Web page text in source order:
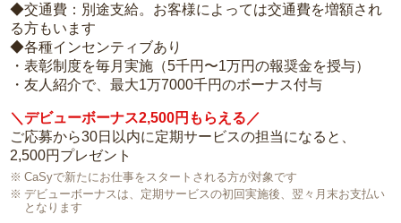
◆交通費：別途支給。お客様によっては交通費を増額され
る方もいます
◆各種インセンティブあり
・表彰制度を毎月実施（5千円〜1万円の報奨金を授与）
・友人紹介で、最大1万7000千円のボーナス付与
＼デビューボーナス2,500円もらえる／
ご応募から30日以内に定期サービスの担当になると、
2,500円プレゼント
CaSyで新たにお仕事をスタートされる方が対象です
デビューボーナスは、定期サービスの初回実施後、翌々月末お支払い
となります